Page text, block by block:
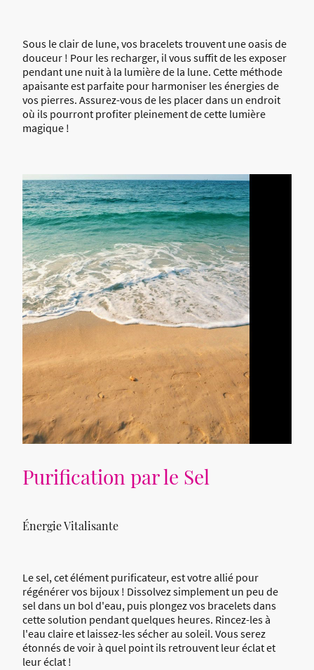
Sous le clair de lune, vos bracelets trouvent une oasis de
douceur ! Pour les recharger, il vous suffit de les exposer
pendant une nuit à la lumière de la lune. Cette méthode
apaisante est parfaite pour harmoniser les énergies de
vos pierres. Assurez-vous de les placer dans un endroit
où ils pourront profiter pleinement de cette lumière
magique !
Purification par le Sel
Énergie Vitalisante
Le sel, cet élément purificateur, est votre allié pour
régénérer vos bijoux ! Dissolvez simplement un peu de
sel dans un bol d'eau, puis plongez vos bracelets dans
cette solution pendant quelques heures. Rincez-les à
l'eau claire et laissez-les sécher au soleil. Vous serez
étonnés de voir à quel point ils retrouvent leur éclat et
leur éclat !